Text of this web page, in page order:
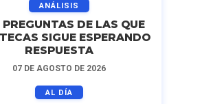
ANÁLISIS
PREGUNTAS DE LAS QUE
SIGUE ESPERANDO
RESPUESTA
07 DE AGOSTO DE 2026
AL DÍA